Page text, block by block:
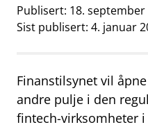
supervisor_account
mail_outlineKontakt oss
work_outlineJobb hos oss
Publisert: 18. september
Sist publisert: 4. januar
Finanstilsynet vil
andre pulje i den
fintech-virksomheter i